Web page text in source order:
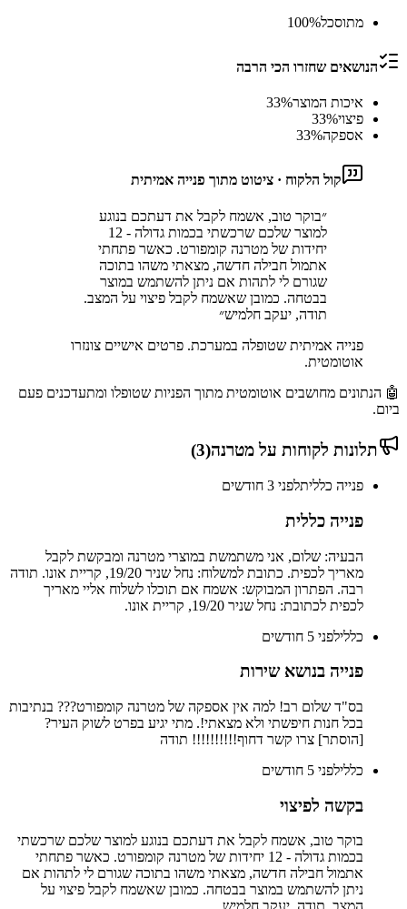
מתוסכל
100%
הנושאים שחזרו הכי הרבה
איכות המוצר 33%
פיצוי
33%
אספקה
33%
קול הלקוח · ציטוט מתוך פנייה אמיתית
״בוקר טוב, אשמח לקבל את דעתכם בנוגע
למוצר שלכם שרכשתי בכמות גדולה - 12
יחידות של מטרנה קומפורט. כאשר פתחתי
אתמול חבילה חדשה, מצאתי משהו בתוכה
שגורם לי לתהות אם ניתן להשתמש במוצר
בבטחה. כמובן שאשמח לקבל פיצוי על המצב.
תודה, יעקב חלמיש״
פנייה אמיתית שטופלה במערכת. פרטים אישיים צונזרו
אוטומטית.
🤖 הנתונים מחושבים אוטומטית מתוך הפניות שטופלו ומתעדכנים פעם
ביום.
תלונות לקוחות על מטרנה(
3
)
פנייה כלליתלפני 3 חודשים
פנייה כללית
הבעיה: שלום, אני משתמשת במוצרי מטרנה ומבקשת לקבל
מאריך לכפית. כתובת למשלוח: נחל שניר 19/20, קריית אונו. תודה
רבה. הפתרון המבוקש: אשמח אם תוכלו לשלוח אליי מאריך
לכפית לכתובת: נחל שניר 19/20, קריית אונו.
כללילפני 5 חודשים
פנייה בנושא שירות
בס"ד שלום רב! למה אין אספקה של מטרנה קומפורט??? בנתיבות
בכל חנות חיפשתי ולא מצאתי!. מתי יגיע בפרט לשוק העיר?
[הוסתר] צרו קשר דחוף!!!!!!!!!! תודה
כללילפני 5 חודשים
בקשה לפיצוי
בוקר טוב, אשמח לקבל את דעתכם בנוגע למוצר שלכם שרכשתי
בכמות גדולה - 12 יחידות של מטרנה קומפורט. כאשר פתחתי
אתמול חבילה חדשה, מצאתי משהו בתוכה שגורם לי לתהות אם
ניתן להשתמש במוצר בבטחה. כמובן שאשמח לקבל פיצוי על